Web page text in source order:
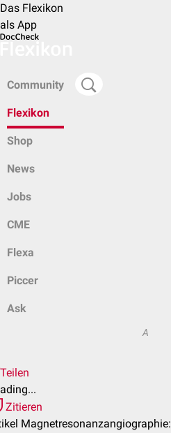
Das Flexikon
als App
Community
Flexikon
Shop
News
Jobs
CME
Flexa
Piccer
Ask
A
Teilen
Zitieren
Magnetresonanzangiographie: